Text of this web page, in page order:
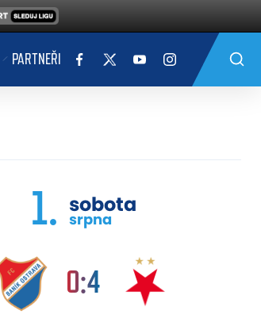
PARTNEŘI
1. sobota
srpna
0:4